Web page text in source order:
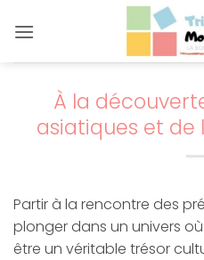
au
À la
asiatiques et de
Partir à la rencontre des
plonger dans un univers
être un véritable trésor